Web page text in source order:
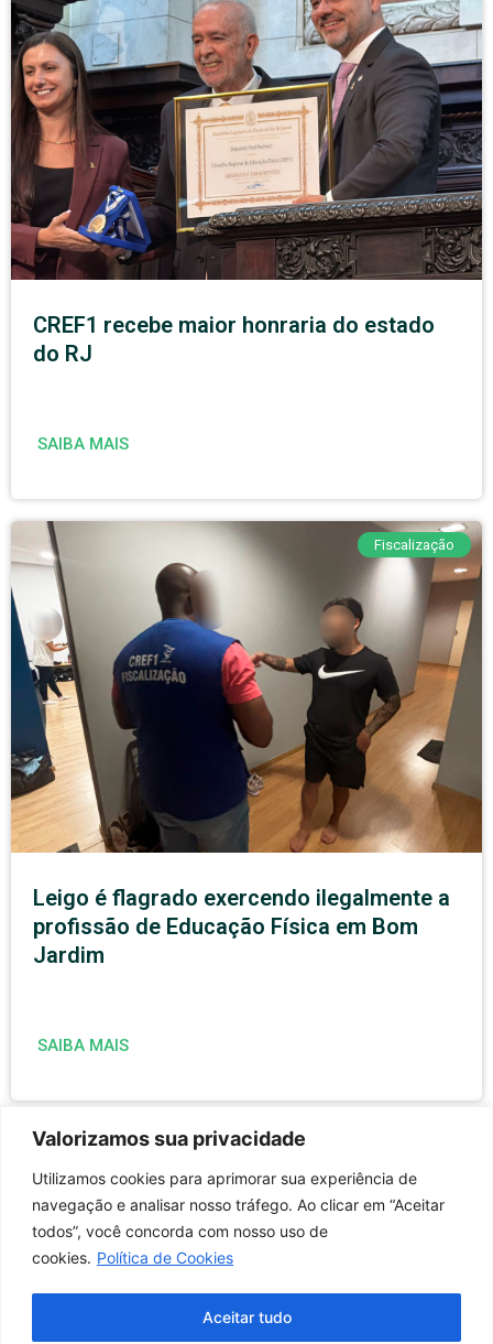
Valorizamos sua privacidade
Utilizamos cookies para aprimorar sua experiência de
navegação e analisar nosso tráfego. Ao clicar em “Aceitar
todos”, você concorda com nosso uso de
cookies. Política de Cookies
Aceitar tudo
CREF1 recebe maior honraria do estado
do RJ
SAIBA MAIS
Fiscalização
Leigo é flagrado exercendo ilegalmente a
profissão de Educação Física em Bom
Jardim
SAIBA MAIS